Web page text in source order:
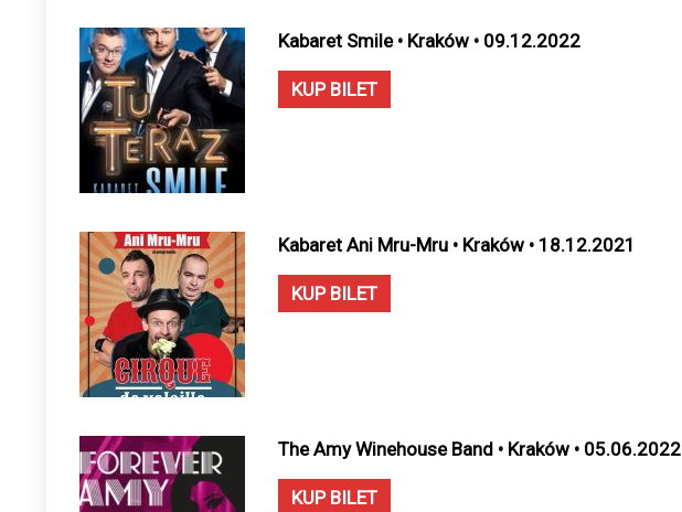
Kabaret Smile • Kraków • 09.12.2022
KUP BILET
Kabaret Ani Mru-Mru • Kraków • 18.12.2021
KUP BILET
The Amy Winehouse Band • Kraków • 05.06.2022
KUP BILET